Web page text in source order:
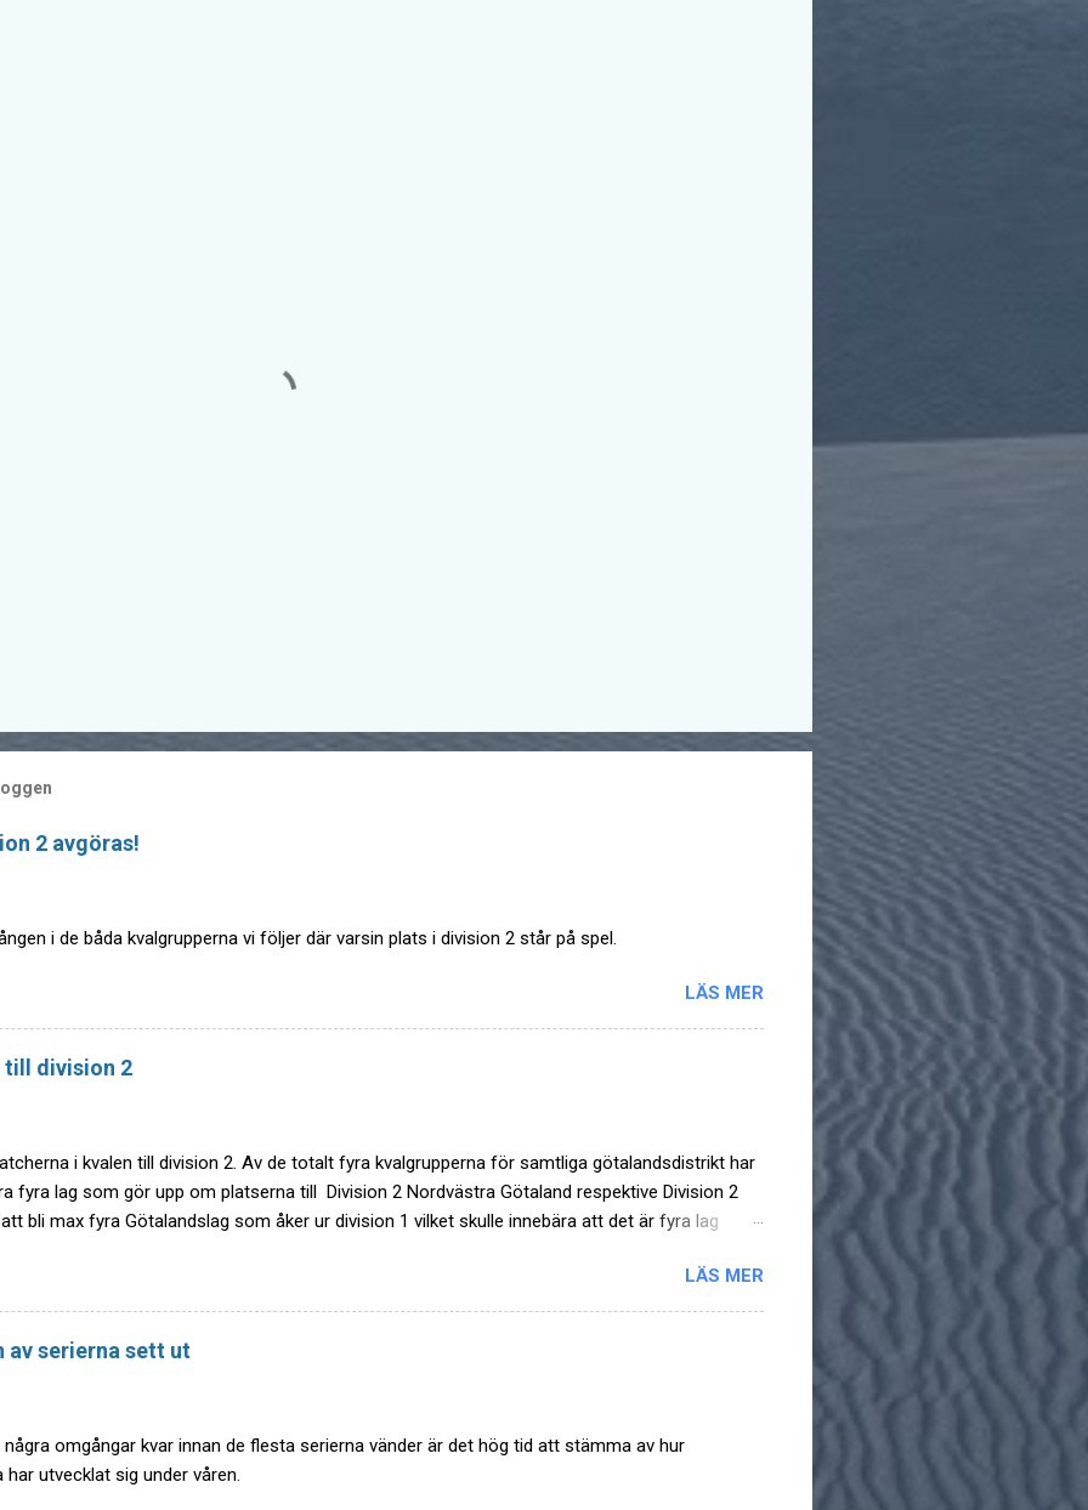
2 avgöras!
i de båda kvalgrupperna vi följer där varsin plats i division 2 står på spel.
LÄS MER
till division 2
i kvalen till division 2. Av de totalt fyra kvalgrupperna för samtliga götalandsdistrikt har
fyra lag som gör upp om platserna till Division 2 Nordvästra Götaland respektive Division 2
bli max fyra Götalandslag som åker ur division 1 vilket skulle innebära att det är fyra lag
från kvalgrupperna. Grupp 2 : Tollereds IF som med liten marginal tappade seriesegern i
till Utbynäs SK ställs mot Västra Karups IF från Division 2 Västra Götaland , Valinge-
och Landskrona BoIS från Division 3 Nordvästra Skåne . Tollered kan nog ha chans här
Landskrona BoIS utses till. Tollered har vunnit 19 matcher och Landskrona har vunnit 20
LÄS MER
av serierna sett ut
några omgångar kvar innan de flesta serierna vänder är det hög tid att stämma av hur
har utvecklat sig under våren.